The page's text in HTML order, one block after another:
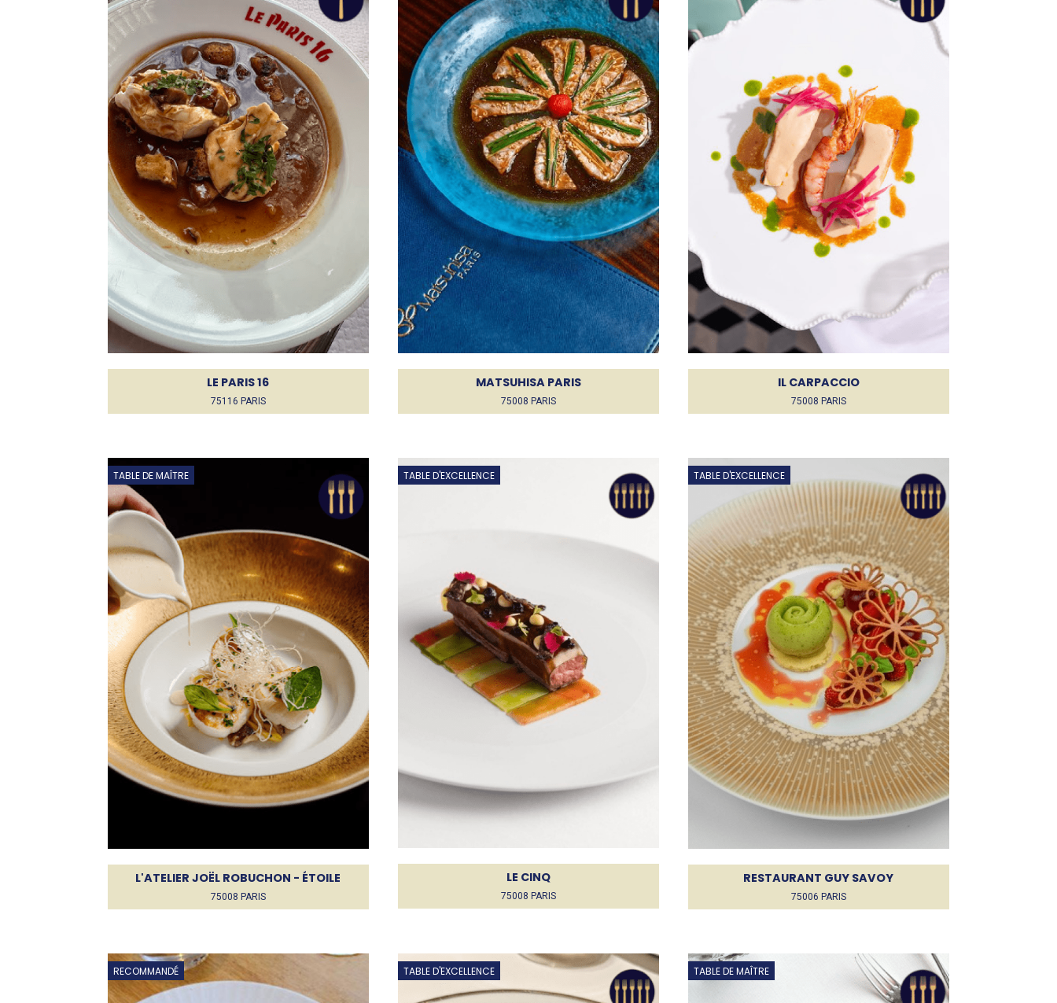
LE PARIS 16
75116 PARIS
MATSUHISA PARIS
75008 PARIS
IL CARPACCIO
75008 PARIS
TABLE DE MAÎTRE
L'ATELIER JOËL ROBUCHON - ÉTOILE
75008 PARIS
TABLE D'EXCELLENCE
LE CINQ
75008 PARIS
TABLE D'EXCELLENCE
RESTAURANT GUY SAVOY
75006 PARIS
RECOMMANDÉ TABLE D'EXCELLENCE TABLE DE MAÎTRE